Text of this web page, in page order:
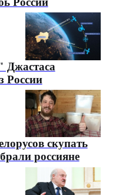
Джастаса
России
скупать
россияне